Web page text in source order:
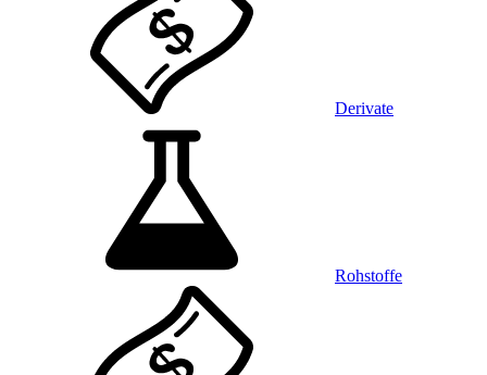
Derivate
Rohstoffe